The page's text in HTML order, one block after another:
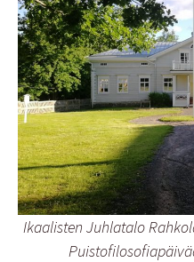
Ikaalisten Juhlatalo